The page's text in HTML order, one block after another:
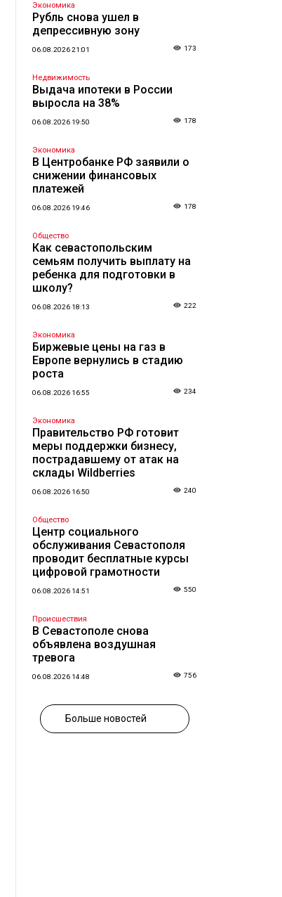
Экономика
Рубль снова ушел в
депрессивную зону
06.08.2026 21:01 173
Недвижимость
Выдача ипотеки в России
выросла на 38%
06.08.2026 19:50 178
Экономика
В Центробанке РФ заявили о
снижении финансовых
платежей
06.08.2026 19:46 178
Общество
Как севастопольским
семьям получить выплату на
ребенка для подготовки в
школу?
06.08.2026 18:13 222
Экономика
Биржевые цены на газ в
Европе вернулись в стадию
роста
06.08.2026 16:55 234
Экономика
Правительство РФ готовит
меры поддержки бизнесу,
пострадавшему от атак на
склады Wildberries
06.08.2026 16:50 240
Общество
Центр социального
обслуживания Севастополя
проводит бесплатные курсы
цифровой грамотности
06.08.2026 14:51 550
Происшествия
В Севастополе снова
объявлена воздушная
тревога
06.08.2026 14:48 756
Больше новостей